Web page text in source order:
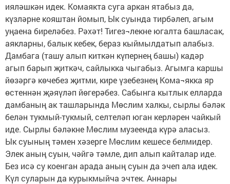
ияләшкән идек. Комаякта суга аркан ятабыз да,
күзләрне кояштан йомып, Ык суында тирбәлеп, агым
уңаена биреләбез. Рәхәт! Тигез¬лекне югалта башласак,
аякларны, балык кебек, бераз кыймылдатып алабыз.
Дамбага (ташу алып киткән күпернең башы) кадәр
агып барып җиткәч, сайлыкка чыгабыз. Агымга каршы
йөзәргә көчебез җитми, кире үзебезнең Кома¬якка яр
өстеннән җәяүләп йөгерәбез. Сабынга кытлык елларда
дамбаның ак ташларында Мөслим халкы, сырлы бәләк
белән тукмый-тукмый, селтеләп юган керләрен чайкый
иде. Сырлы бәләкне Мөслим музеенда күрә аласыз.
Ык суының тәмен хәзерге Мөслим кешесе белмидер.
Элек аның суын, чәйгә тәмле, дип алып кайталар иде.
Без исә су коенган арада аның суын да эчеп ала идек.
Күл суларын да курыкмыйча эчтек. Аннары